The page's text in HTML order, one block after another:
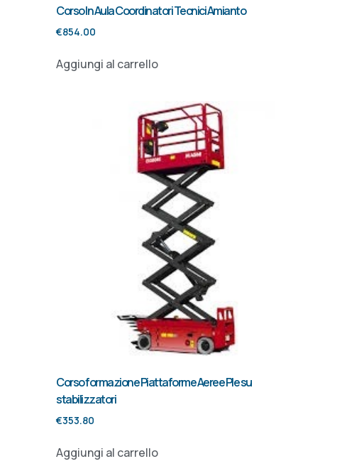
Corso In Aula Coordinatori Tecnici Amianto
€854.00
Aggiungi al carrello
Corso formazione Piattaforme Aeree Ple su
stabilizzatori
€353.80
Aggiungi al carrello